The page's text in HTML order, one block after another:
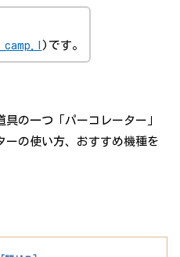
)です。
の一つ「パーコレーター」
ーの使い方、おすすめ機種を